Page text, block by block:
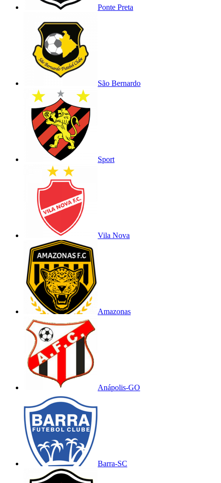
Ponte Preta
São Bernardo
Sport
Vila Nova
Amazonas
Anápolis-GO
Barra-SC